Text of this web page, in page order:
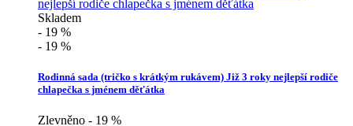
Skladem
- 19 %
- 19 %
Rodinná sada (tričko s krátkým rukávem) Již 3 roky nejlepší rodiče
chlapečka s jménem děťátka
Zlevněno - 19 %